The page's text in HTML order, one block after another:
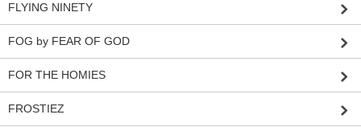
FLYING NINETY
FOG by FEAR OF GOD
FOR THE HOMIES
FROSTIEZ